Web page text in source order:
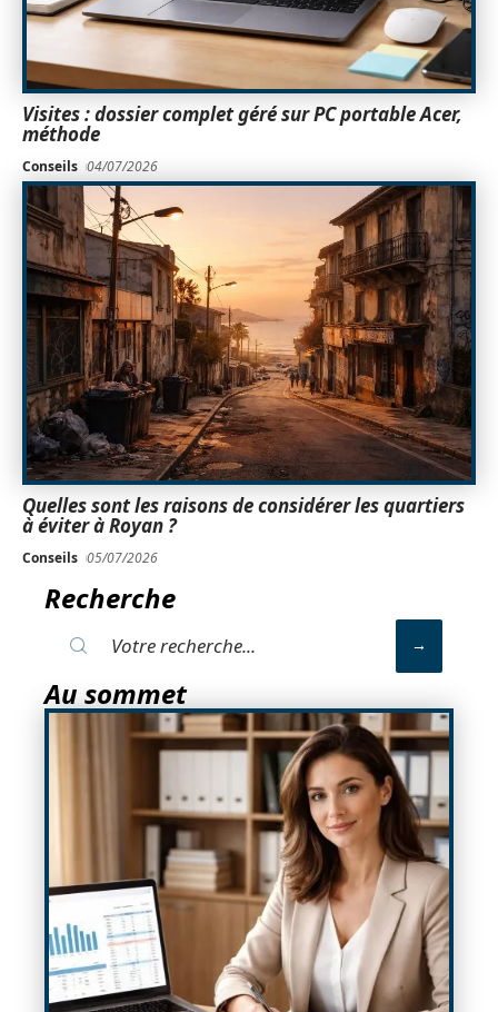
Visites : dossier complet géré sur PC portable Acer,
méthode
Conseils 04/07/2026
Quelles sont les raisons de considérer les quartiers
à éviter à Royan ?
Conseils 05/07/2026
Recherche
Au sommet